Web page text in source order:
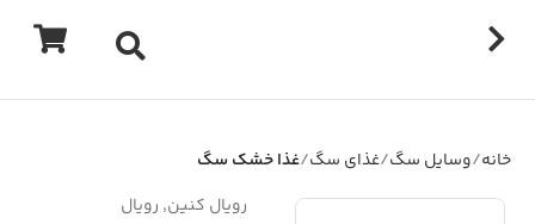
خانه وسایل سگ غذای سگ غذا خشک سگ
رویال کنین, رویال